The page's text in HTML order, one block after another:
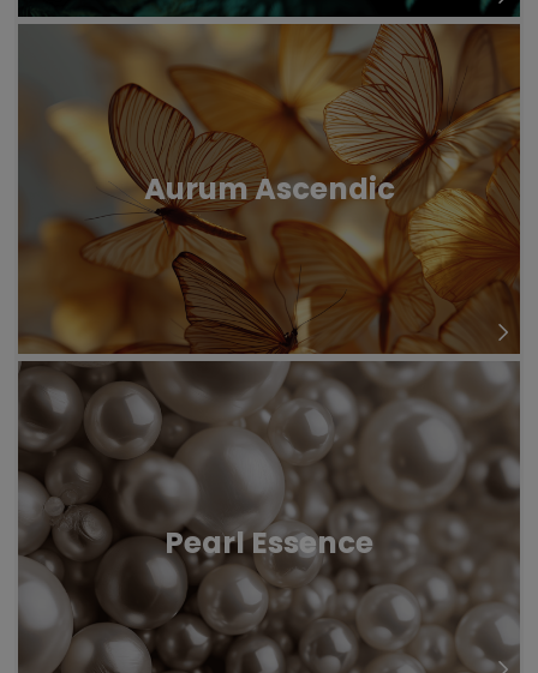
Aurum Ascendic
Pearl Essence